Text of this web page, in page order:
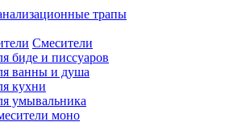
трапы
Смесители
биде и писсуаров
ванны и душа
кухни
умывальника
моно